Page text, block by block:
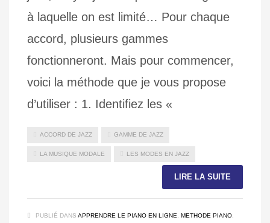
à laquelle on est limité… Pour chaque
accord, plusieurs gammes
fonctionneront. Mais pour commencer,
voici la méthode que je vous propose
d’utiliser : 1. Identifiez les «
ACCORD DE JAZZ GAMME DE JAZZ
LA MUSIQUE MODALE LES MODES EN JAZZ
LIRE LA SUITE
PUBLIÉ DANS APPRENDRE LE PIANO EN LIGNE METHODE PIANO